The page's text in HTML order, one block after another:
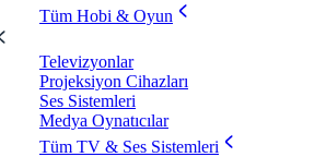
Tüm Hobi & Oyun
Televizyonlar
Projeksiyon Cihazları
Ses Sistemleri
Medya Oynatıcılar
Tüm TV & Ses Sistemleri